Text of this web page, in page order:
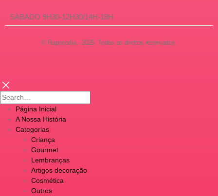
SÁBADO 9H30-12H30/14H-18H
© Raposodia - 2025. Todos os direitos reservados.
Página Inicial
A Nossa História
Categorias
Criança
Gourmet
Lembranças
Artigos decoração
Cosmética
Outros